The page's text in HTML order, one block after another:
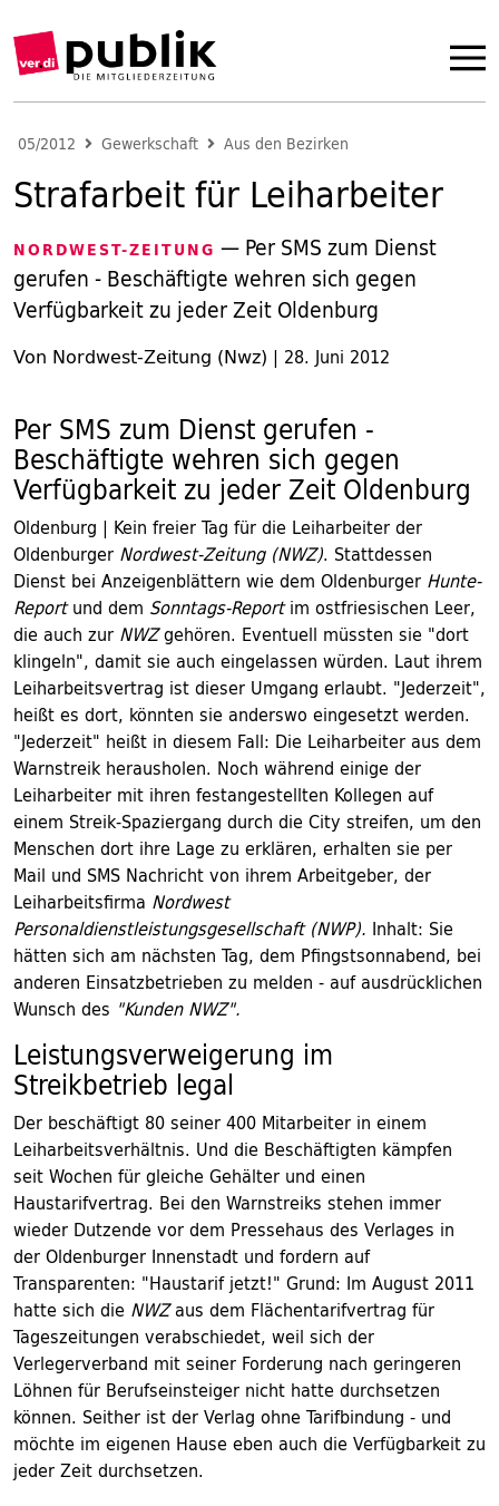
05/2012 Gewerkschaft Aus den Bezirken
Strafarbeit für Leiharbeiter
NORDWEST-ZEITUNG — Per SMS zum Dienst
gerufen - Beschäftigte wehren sich gegen
Verfügbarkeit zu jeder Zeit Oldenburg
Von Nordwest-Zeitung (Nwz) | 28. Juni 2012
Per SMS zum Dienst gerufen -
Beschäftigte wehren sich gegen
Verfügbarkeit zu jeder Zeit Oldenburg
Oldenburg | Kein freier Tag für die Leiharbeiter der
Oldenburger Nordwest-Zeitung (NWZ). Stattdessen
Dienst bei Anzeigenblättern wie dem Oldenburger Hunte-
Reportund dem Sonntags-Reportim ostfriesischen Leer,
die auch zur NWZgehören. Eventuell müssten sie "dort
klingeln", damit sie auch eingelassen würden. Laut ihrem
Leiharbeitsvertrag ist dieser Umgang erlaubt. "Jederzeit",
heißt es dort, könnten sie anderswo eingesetzt werden.
"Jederzeit" heißt in diesem Fall: Die Leiharbeiter aus dem
Warnstreik herausholen. Noch während einige der
Leiharbeiter mit ihren festangestellten Kollegen auf
einem Streik-Spaziergang durch die City streifen, um den
Menschen dort ihre Lage zu erklären, erhalten sie per
Mail und SMS Nachricht von ihrem Arbeitgeber, der
Leiharbeitsfirma Nordwest
Personaldienstleistungsgesellschaft (NWP). Inhalt: Sie
hätten sich am nächsten Tag, dem Pfingstsonnabend, bei
anderen Einsatzbetrieben zu melden - auf ausdrücklichen
Wunsch des "Kunden NWZ".
Leistungsverweigerung im
Streikbetrieb legal
Der beschäftigt 80 seiner 400 Mitarbeiter in einem
Leiharbeitsverhältnis. Und die Beschäftigten kämpfen
seit Wochen für gleiche Gehälter und einen
Haustarifvertrag. Bei den Warnstreiks stehen immer
wieder Dutzende vor dem Pressehaus des Verlages in
der Oldenburger Innenstadt und fordern auf
Transparenten: "Haustarif jetzt!" Grund: Im August 2011
hatte sich die NWZaus dem Flächentarifvertrag für
Tageszeitungen verabschiedet, weil sich der
Verlegerverband mit seiner Forderung nach geringeren
Löhnen für Berufseinsteiger nicht hatte durchsetzen
können. Seither ist der Verlag ohne Tarifbindung - und
möchte im eigenen Hause eben auch die Verfügbarkeit zu
jeder Zeit durchsetzen.